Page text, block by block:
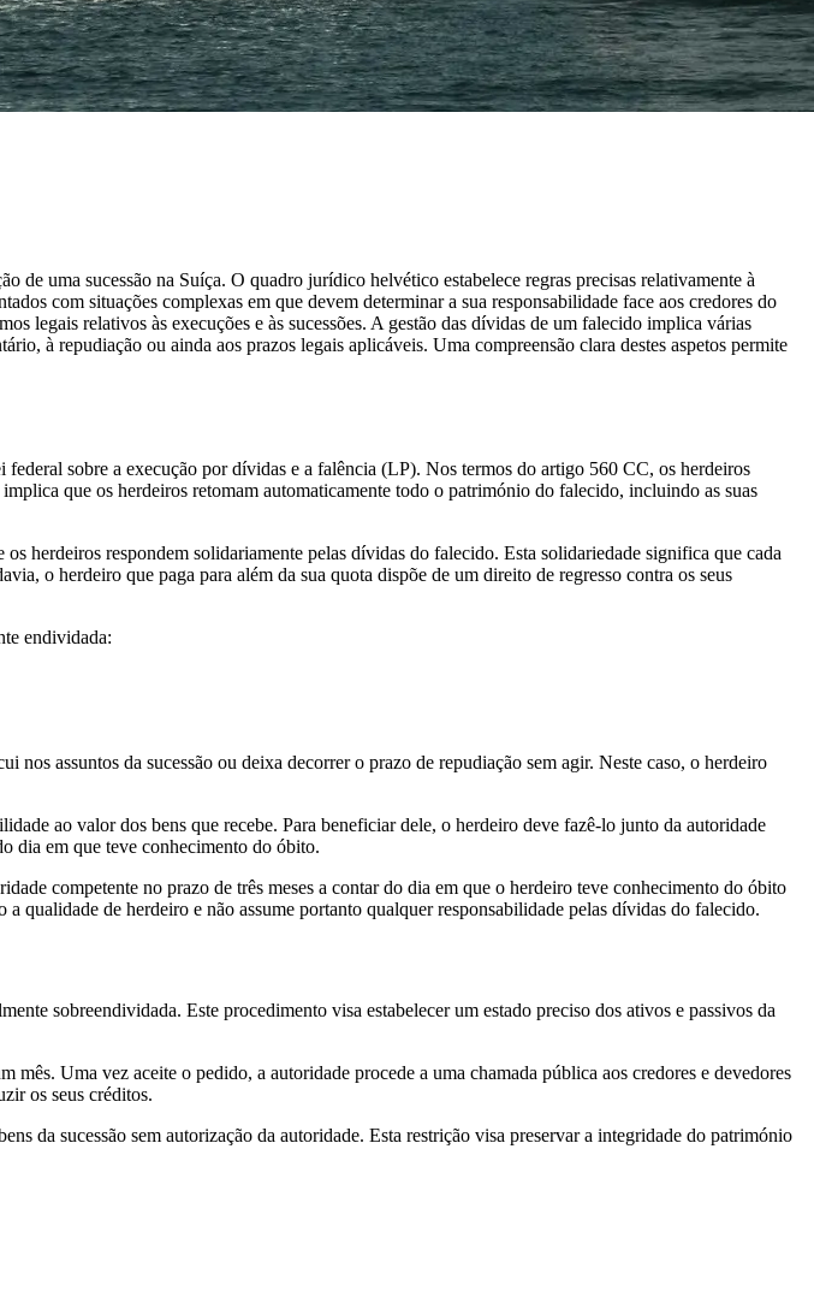
uma sucessão na Suíça. O quadro jurídico helvético estabelece regras precisas relativamente à
com situações complexas em que devem determinar a sua responsabilidade face aos credores do
legais relativos às execuções e às sucessões. A gestão das dívidas de um falecido implica várias
à repudiação ou ainda aos prazos legais aplicáveis. Uma compreensão clara destes aspetos permite
sobre a execução por dívidas e a falência (LP). Nos termos do artigo 560 CC, os herdeiros
que os herdeiros retomam automaticamente todo o património do falecido, incluindo as suas
herdeiros respondem solidariamente pelas dívidas do falecido. Esta solidariedade significa que cada
o herdeiro que paga para além da sua quota dispõe de um direito de regresso contra os seus
endividada:
assuntos da sucessão ou deixa decorrer o prazo de repudiação sem agir. Neste caso, o herdeiro
ao valor dos bens que recebe. Para beneficiar dele, o herdeiro deve fazê-lo junto da autoridade
dia em que teve conhecimento do óbito.
competente no prazo de três meses a contar do dia em que o herdeiro teve conhecimento do óbito
qualidade de herdeiro e não assume portanto qualquer responsabilidade pelas dívidas do falecido.
sobreendividada. Este procedimento visa estabelecer um estado preciso dos ativos e passivos da
Uma vez aceite o pedido, a autoridade procede a uma chamada pública aos credores e devedores
os seus créditos.
da sucessão sem autorização da autoridade. Esta restrição visa preservar a integridade do património